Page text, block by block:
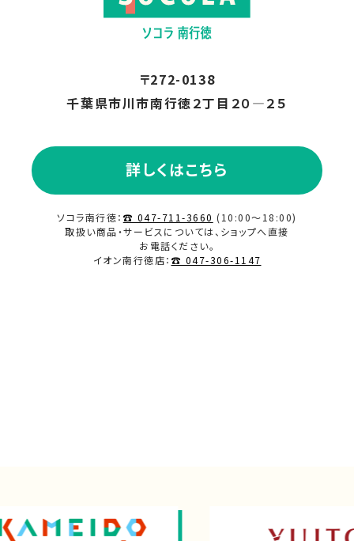
〒272-0138
千葉県市川市南行徳２丁目２０―２５
詳しくはこちら
ソコラ南行徳： ☎ 047-711-3660 (10:00～18:00)
取扱い商品・サービスについては、ショップへ直接
お電話ください。
イオン南行徳店： ☎ 047-306-1147